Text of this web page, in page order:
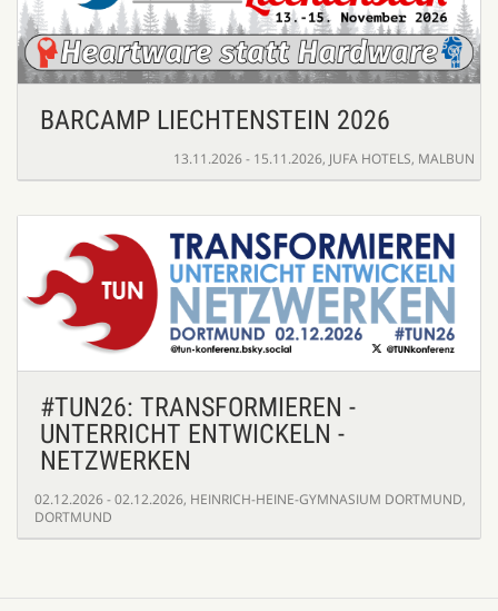
BARCAMP LIECHTENSTEIN 2026
13.11.2026 - 15.11.2026, JUFA HOTELS, MALBUN
#TUN26: TRANSFORMIEREN -
UNTERRICHT ENTWICKELN -
NETZWERKEN
02.12.2026 - 02.12.2026, HEINRICH-HEINE-GYMNASIUM DORTMUND,
DORTMUND